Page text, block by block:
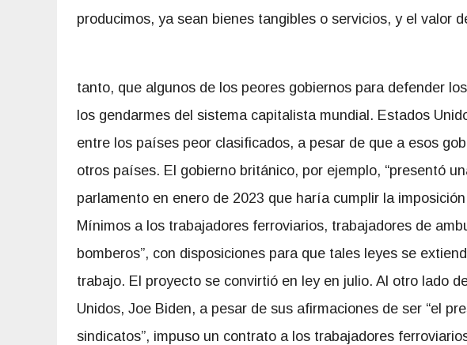
producimos, ya sean bienes tangibles o servicios, y el valor
tanto, que algunos de los peores gobiernos para defender
los gendarmes del sistema capitalista mundial. Estados
entre los países peor clasificados, a pesar de que a esos
otros países. El gobierno británico, por ejemplo, “presentó
parlamento en enero de 2023 que haría cumplir la
Mínimos a los trabajadores ferroviarios, trabajadores de
bomberos”, con disposiciones para que tales leyes se
trabajo. El proyecto se convirtió en ley en julio. Al otro lado
Unidos, Joe Biden, a pesar de sus afirmaciones de ser “el
sindicatos”, impuso un contrato a los trabajadores